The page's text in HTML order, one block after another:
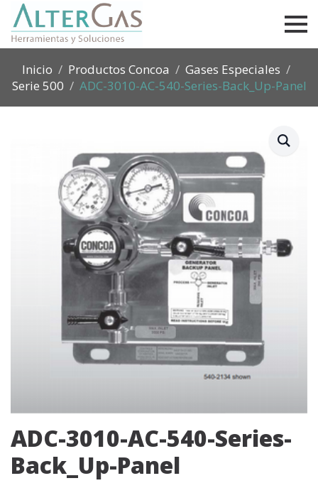
Inicio Productos Concoa
Gases Especiales
Serie 500
ADC-3010-AC-540-Series-Back_Up-Panel
ADC-3010-AC-540-Series-
Back_Up-Panel